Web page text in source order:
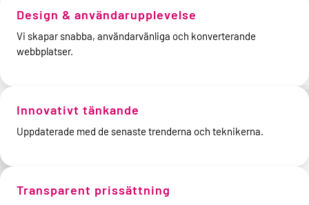
Design & användarupplevelse
Vi skapar snabba, användarvänliga och konverterande
webbplatser.
Innovativt tänkande
Uppdaterade med de senaste trenderna och teknikerna.
Transparent prissättning